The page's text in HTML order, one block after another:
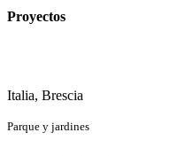
Proyectos
Italia, Brescia
Parque y jardines